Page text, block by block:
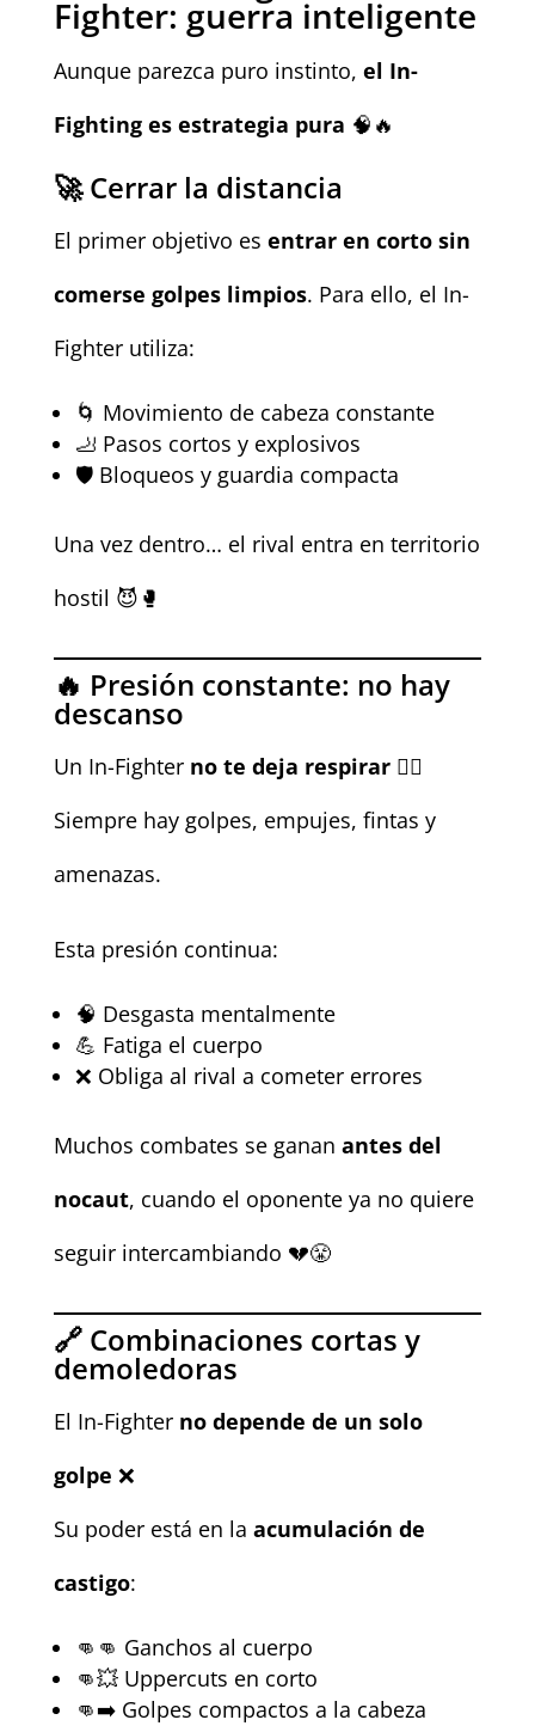
Fighter: guerra inteligente
Aunque parezca puro instinto, el In-
Fighting es estrategia pura 🧠🔥
🚀 Cerrar la distancia
El primer objetivo es entrar en corto sin
comerse golpes limpios. Para ello, el In-
Fighter utiliza:
🌀 Movimiento de cabeza constante
🦶 Pasos cortos y explosivos
🛡️ Bloqueos y guardia compacta
Una vez dentro… el rival entra en territorio
hostil 😈🥊
🔥 Presión constante: no hay
descanso
Un In-Fighter no te deja respirar😵‍💫
Siempre hay golpes, empujes, fintas y
amenazas.
Esta presión continua:
🧠 Desgasta mentalmente
💪 Fatiga el cuerpo
❌ Obliga al rival a cometer errores
Muchos combates se ganan antes del
nocaut, cuando el oponente ya no quiere
seguir intercambiando 💔😤
🔗 Combinaciones cortas y
demoledoras
El In-Fighter no depende de un solo
golpe ❌
Su poder está en la acumulación de
castigo:
👊👊 Ganchos al cuerpo
👊💥 Uppercuts en corto
👊➡️ Golpes compactos a la cabeza